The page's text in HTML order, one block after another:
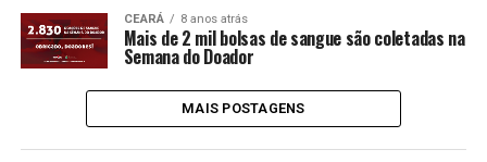
CEARÁ 8 anos atrás
Mais de 2 mil bolsas de sangue são coletadas na
Semana do Doador
MAIS POSTAGENS